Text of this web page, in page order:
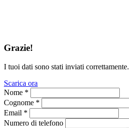
Grazie!
I tuoi dati sono stati inviati correttamente.
Scarica ora
Nome *
Cognome *
Email *
Numero di telefono